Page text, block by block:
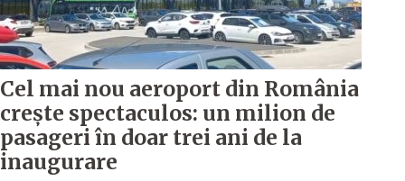
Cel mai nou aeroport din România
crește spectaculos: un milion de
pasageri în doar trei ani de la
inaugurare